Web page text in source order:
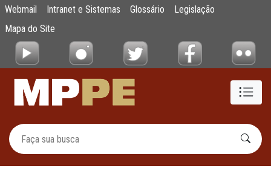
Pular para o Conteúdo principal
PROCESSO LICITATÓRIO N.º 031/2013
Webmail Intranet e Sistemas Glossário
Legislação
Mapa do Site